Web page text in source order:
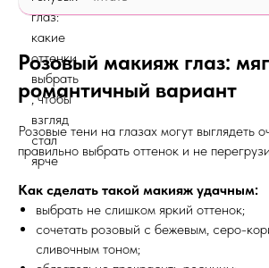
Розовый макияж глаз:
романтичный вариант
Розовые тени на глазах могут выглядеть
правильно выбрать оттенок и не
Как сделать такой макияж удачным:
выбрать не слишком яркий оттенок;
сочетать розовый с бежевым, серо-
сливочным тоном;